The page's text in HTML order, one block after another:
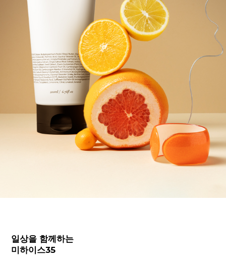
일상을 함께하는
미하이스35